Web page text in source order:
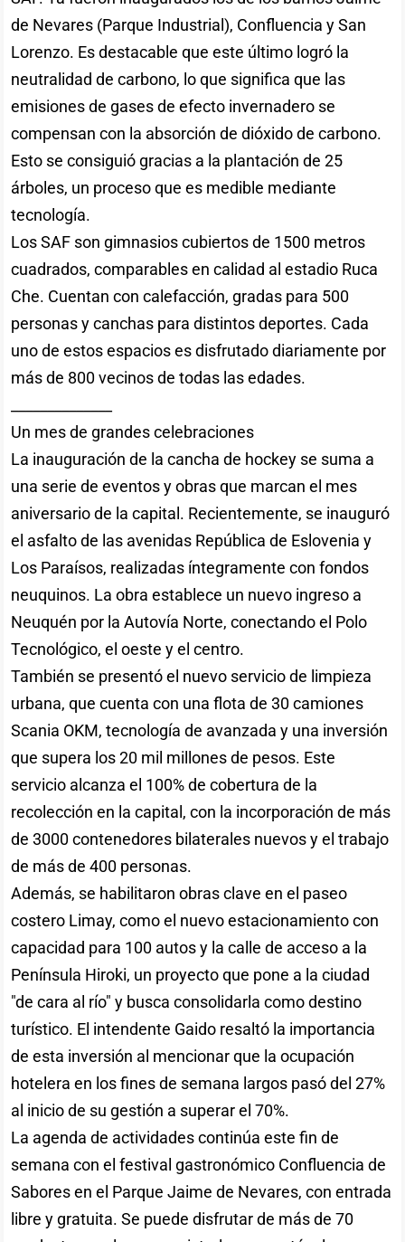
de Nevares (Parque Industrial), Confluencia y San
Lorenzo. Es destacable que este último logró la
neutralidad de carbono, lo que significa que las
emisiones de gases de efecto invernadero se
compensan con la absorción de dióxido de carbono.
Esto se consiguió gracias a la plantación de 25
árboles, un proceso que es medible mediante
tecnología.
Los SAF son gimnasios cubiertos de 1500 metros
cuadrados, comparables en calidad al estadio Ruca
Che. Cuentan con calefacción, gradas para 500
personas y canchas para distintos deportes. Cada
uno de estos espacios es disfrutado diariamente por
más de 800 vecinos de todas las edades.
Un mes de grandes celebraciones
La inauguración de la cancha de hockey se suma a
una serie de eventos y obras que marcan el mes
aniversario de la capital. Recientemente, se inauguró
el asfalto de las avenidas República de Eslovenia y
Los Paraísos, realizadas íntegramente con fondos
neuquinos. La obra establece un nuevo ingreso a
Neuquén por la Autovía Norte, conectando el Polo
Tecnológico, el oeste y el centro.
También se presentó el nuevo servicio de limpieza
urbana, que cuenta con una flota de 30 camiones
Scania OKM, tecnología de avanzada y una inversión
que supera los 20 mil millones de pesos. Este
servicio alcanza el 100% de cobertura de la
recolección en la capital, con la incorporación de más
de 3000 contenedores bilaterales nuevos y el trabajo
de más de 400 personas.
Además, se habilitaron obras clave en el paseo
costero Limay, como el nuevo estacionamiento con
capacidad para 100 autos y la calle de acceso a la
Península Hiroki, un proyecto que pone a la ciudad
"de cara al río" y busca consolidarla como destino
turístico. El intendente Gaido resaltó la importancia
de esta inversión al mencionar que la ocupación
hotelera en los fines de semana largos pasó del 27%
al inicio de su gestión a superar el 70%.
La agenda de actividades continúa este fin de
semana con el festival gastronómico Confluencia de
Sabores en el Parque Jaime de Nevares, con entrada
libre y gratuita. Se puede disfrutar de más de 70